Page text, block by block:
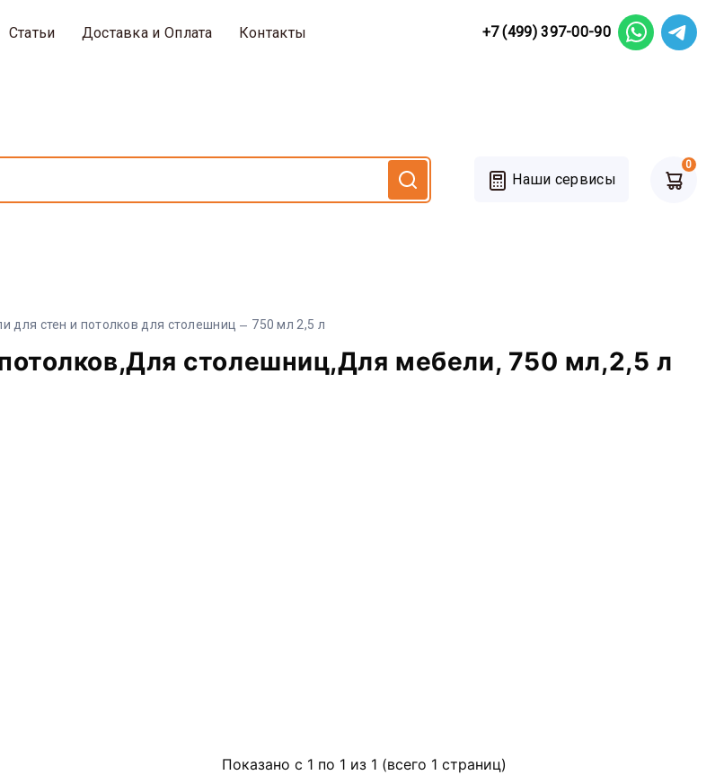
Статьи Доставка и Оплата Контакты +7 (499) 397-00-90
Наши сервисы
0
для стен и потолков для столешниц 750 мл 2,5 л
столешниц,Для мебели, 750 мл,2,5 л
Показано с 1 по 1 из 1 (всего 1 страниц)